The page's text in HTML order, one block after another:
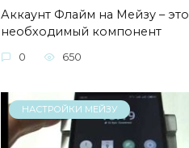
Аккаунт Флайм на Мейзу – это
необходимый компонент
0 650
НАСТРОЙКИ МЕЙЗУ